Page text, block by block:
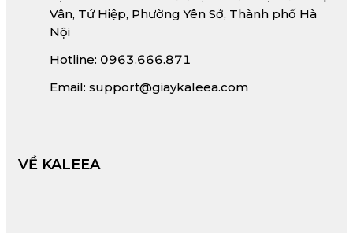
Vân, Tứ Hiệp, Phường Yên Sở, Thành phố Hà
Nội
Hotline: 0963.666.871
Email: support@giaykaleea.com
VỀ KALEEA